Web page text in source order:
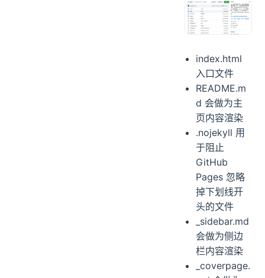
index.html
入口文件
README.m
d 会做为主
页内容渲染
.nojekyll 用
于阻止
GitHub
Pages 忽略
掉下划线开
头的文件
_sidebar.md
会做为侧边
栏内容渲染
_coverpage.